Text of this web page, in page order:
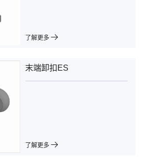
了解更多
末端卸扣ES
了解更多